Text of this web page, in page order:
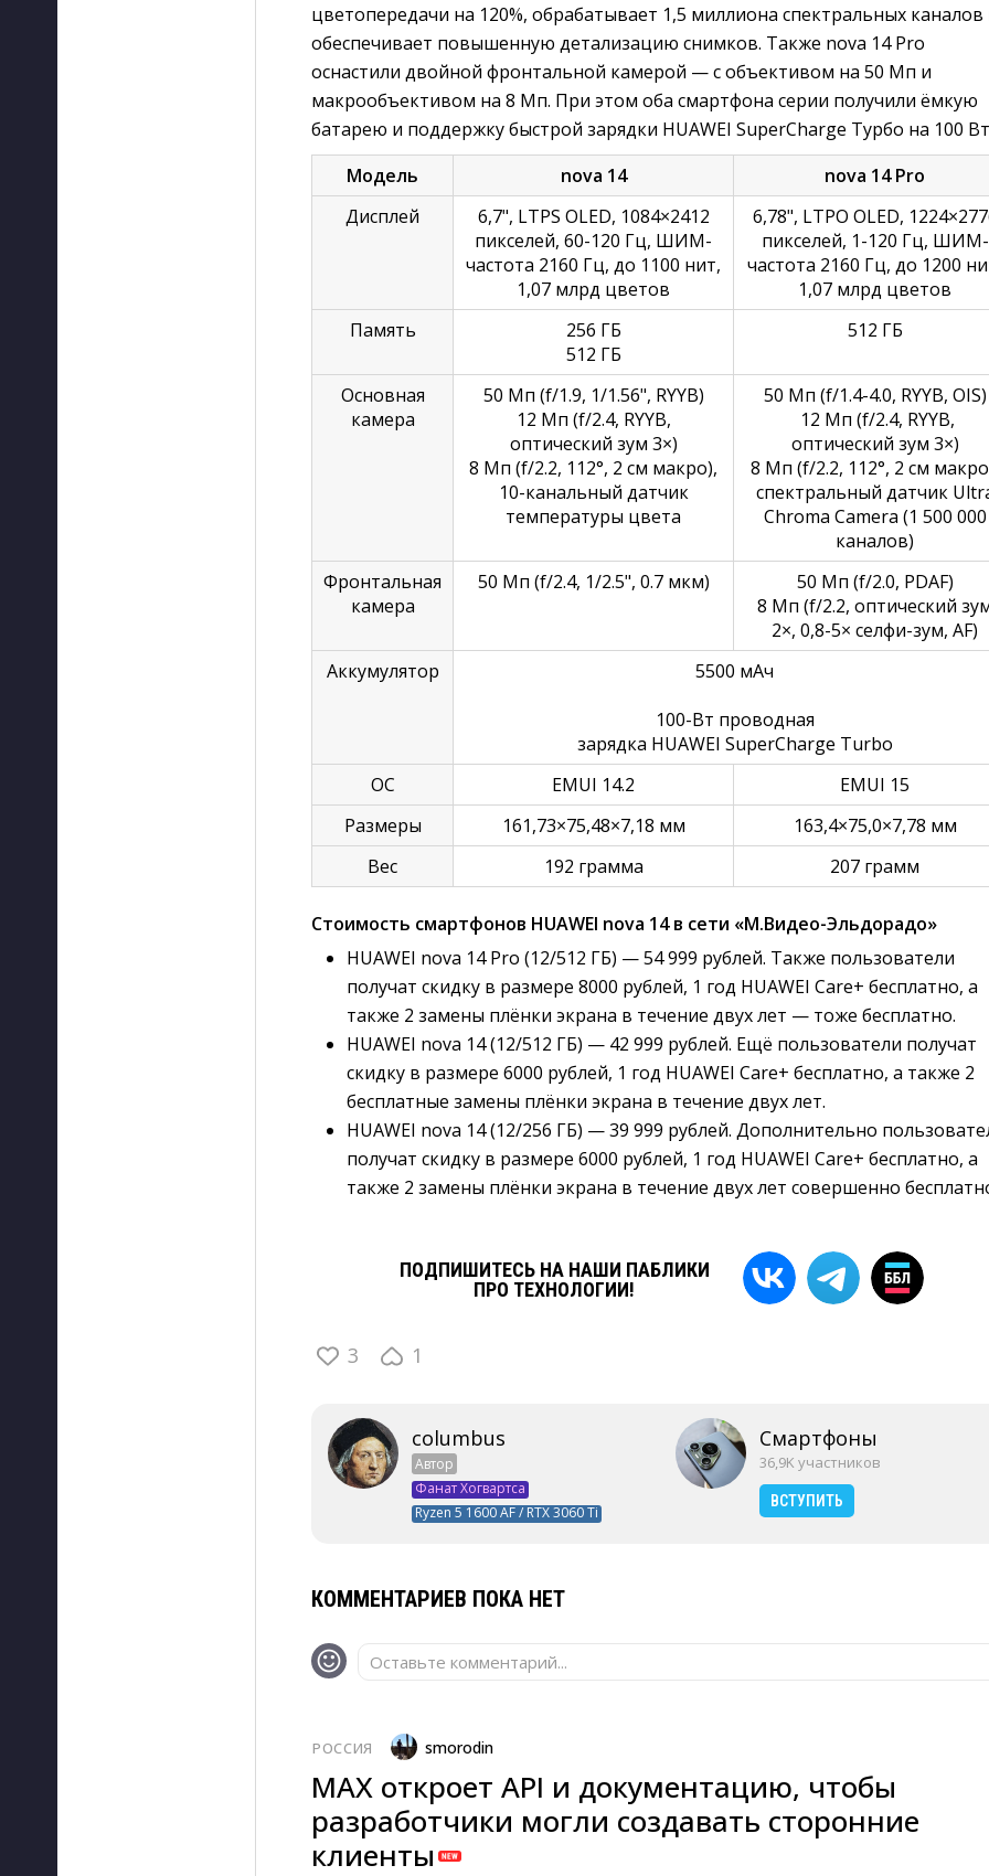
цветопередачи на 120%, обрабатывает 1,5 миллиона спектральных каналов
обеспечивает повышенную детализацию снимков. Также nova 14 Pro
оснастили двойной фронтальной камерой — с объективом на 50 Мп и
макрообъективом на 8 Мп. При этом оба смартфона серии получили ёмкую
батарею и поддержку быстрой зарядки HUAWEI SuperCharge Турбо на 100
Модель
nova 14 nova 14Pro
Дисплей
6,7", LTPS OLED, 1084×2412
пикселей, 60-120 Гц, ШИМ-
частота 2160 Гц, до 1100 нит,
1,07 млрд цветов
6,78", LTPO OLED,
пикселей, 1-120 Гц, ШИМ-
частота 2160 Гц, до 1200
1,07 млрд цветов
Память
256 ГБ
512 ГБ
512 ГБ
Основная
камера
50 Мп (f/1.9, 1/1.56", RYYB)
12 Мп (f/2.4, RYYB,
оптический зум 3×)
8 Мп (f/2.2, 112°, 2 см макро),
10-канальный датчик
температуры цвета
50 Мп (f/1.4-4.0, RYYB, OIS)
12 Мп (f/2.4, RYYB,
оптический зум 3×)
8 Мп (f/2.2, 112°, 2 см
спектральный датчик
Chroma Camera (1 500 000
каналов)
Фронтальная
камера
50 Мп (f/2.4, 1/2.5", 0.7 мкм)
50 Мп (f/2.0, PDAF)
8 Мп (f/2.2, оптический
2×, 0,8-5× селфи-зум, AF)
Аккумулятор
5500 мАч
100-Вт проводная
зарядка HUAWEI SuperCharge Turbo
ОС
EMUI 14.2
EMUI 15
Размеры
161,73×75,48×7,18 мм
163,4×75,0×7,78 мм
Вес
192 грамма 207 грамм
Стоимость смартфонов HUAWEI nova 14 в сети «М.Видео-Эльдорадо»
HUAWEI nova 14 Pro (12/512 ГБ) — 54 999 рублей. Также пользователи
получат скидку в размере 8000 рублей, 1 год HUAWEI Care+ бесплатно, а
также 2 замены плёнки экрана в течение двух лет — тоже бесплатно.
HUAWEI nova 14 (12/512 ГБ) — 42 999 рублей. Ещё пользователи получат
скидку в размере 6000 рублей, 1 год HUAWEI Care+ бесплатно, а также 2
бесплатные замены плёнки экрана в течение двух лет.
HUAWEI nova 14 (12/256 ГБ) — 39 999 рублей. Дополнительно
получат скидку в размере 6000 рублей, 1 год HUAWEI Care+ бесплатно, а
также 2 замены плёнки экрана в течение двух лет совершенно
ПОДПИШИТЕСЬ НА НАШИ ПАБЛИКИ
ПРО ТЕХНОЛОГИИ!
3 1
columbus
Автор
Фанат Хогвартса
Ryzen 5 1600 AF / RTX 3060 Ti
Смартфоны
36,9K участников
ВСТУПИТЬ
КОММЕНТАРИЕВ ПОКА НЕТ
Оставьте комментарий...
РОССИЯ smorodin
MAX откроет API и документацию, чтобы
разработчики могли создавать сторонние
клиенты